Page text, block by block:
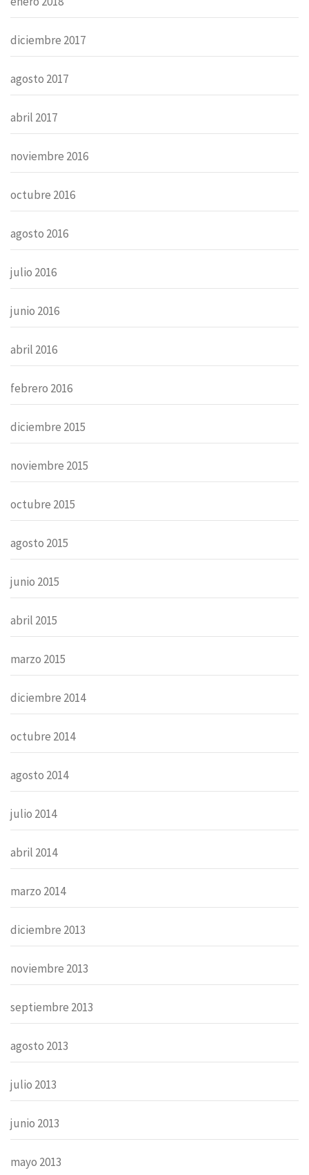
diciembre 2017
agosto 2017
abril 2017
noviembre 2016
octubre 2016
agosto 2016
julio 2016
junio 2016
abril 2016
febrero 2016
diciembre 2015
noviembre 2015
octubre 2015
agosto 2015
junio 2015
abril 2015
marzo 2015
diciembre 2014
octubre 2014
agosto 2014
julio 2014
abril 2014
marzo 2014
diciembre 2013
noviembre 2013
septiembre 2013
agosto 2013
julio 2013
junio 2013
mayo 2013